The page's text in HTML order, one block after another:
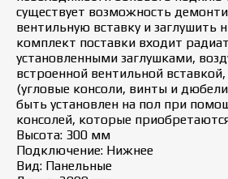
существует возможность
вентильную вставку и заглушить
комплект поставки входит
установленными заглушками,
встроенной вентильной
(угловые консоли, винты и
быть установлен на пол при
консолей, которые
Высота: 300 мм
Подключение: Нижнее
Вид: Панельные